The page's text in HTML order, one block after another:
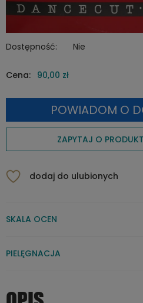
Dostępność: Nie
Cena: 90,00 zł
POWIADOM O
ZAPYTAJ O PRODUKT
dodaj do ulubionych
SKALA OCEN
PIELĘGNACJA